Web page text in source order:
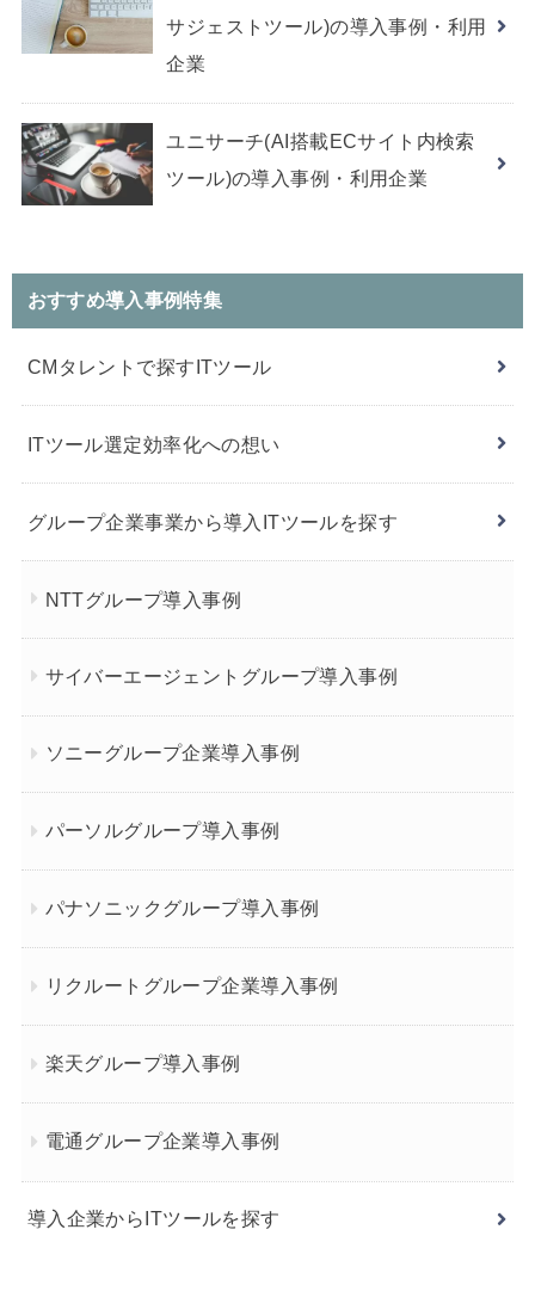
サジェストツール)の導入事例・利用
企業
ユニサーチ(AI搭載ECサイト内検索
ツール)の導入事例・利用企業
おすすめ導入事例特集
CMタレントで探すITツール
ITツール選定効率化への想い
グループ企業事業から導入ITツールを探す
NTTグループ導入事例
サイバーエージェントグループ導入事例
ソニーグループ企業導入事例
パーソルグループ導入事例
パナソニックグループ導入事例
リクルートグループ企業導入事例
楽天グループ導入事例
電通グループ企業導入事例
導入企業からITツールを探す